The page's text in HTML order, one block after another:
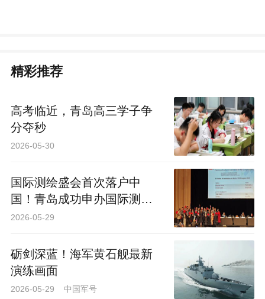
精彩推荐
高考临近，青岛高三学子争
分夺秒
2026-05-30
国际测绘盛会首次落户中
国！青岛成功申办国际测量
师联合会2030年大会
2026-05-29
砺剑深蓝！海军黄石舰最新
演练画面
2026-05-29 中国军号